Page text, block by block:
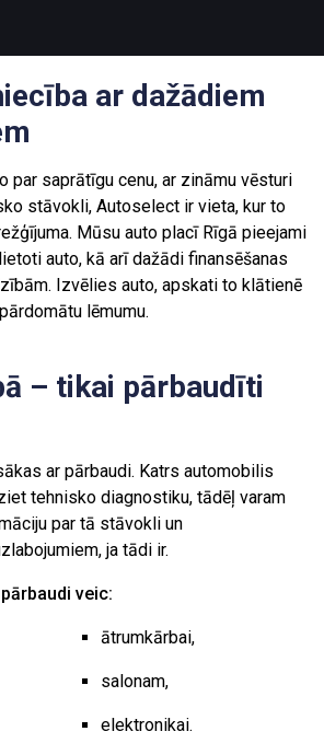
ar dažādiem
par saprātīgu cenu, ar zināmu vēsturi
stāvokli, Autoselect ir vieta, kur to
Mūsu auto placī Rīgā pieejami
auto, kā arī dažādi finansēšanas
Izvēlies auto, apskati to klātienē
lēmumu.
– tikai pārbaudīti
ar pārbaudi. Katrs automobilis
tehnisko diagnostiku, tādēļ varam
par tā stāvokli un
ja tādi ir.
veic:
ātrumkārbai,
salonam,
elektronikai.